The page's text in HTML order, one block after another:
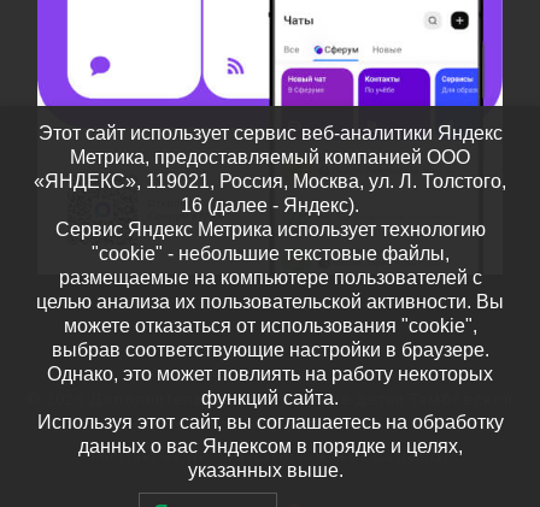
Дополнительное образование детей Тамбовской
области– Все права защищены
Работает наWP – Разработан вТема Customizr
Этот сайт использует сервис веб-аналитики Яндекс
Метрика, предоставляемый компанией ООО
«ЯНДЕКС», 119021, Россия, Москва, ул. Л. Толстого,
16 (далее - Яндекс).
Сервис Яндекс Метрика использует технологию
"cookie" - небольшие текстовые файлы,
размещаемые на компьютере пользователей с
целью анализа их пользовательской активности. Вы
можете отказаться от использования "cookie",
выбрав соответствующие настройки в браузере.
Однако, это может повлиять на работу некоторых
функций сайта.
Используя этот сайт, вы соглашаетесь на обработку
данных о вас Яндексом в порядке и целях,
указанных выше.